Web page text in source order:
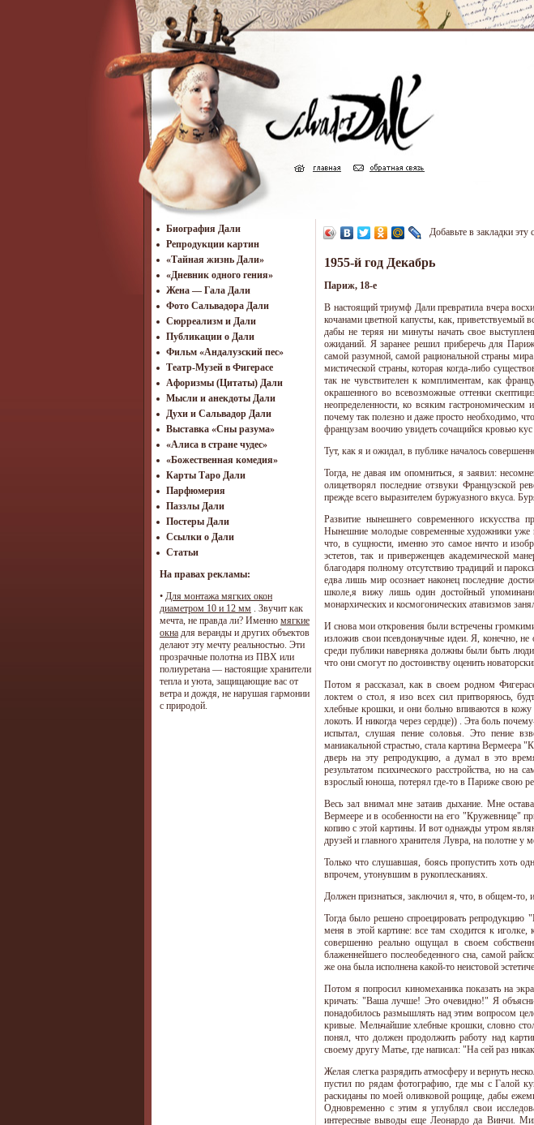
Биография Дали
Репродукции картин
«Тайная жизнь Дали»
«Дневник одного гения»
Жена — Гала Дали
Фото Сальвадора Дали
Cюрреализм и Дали
Публикации о Дали
Фильм «Андалузский пес»
Театр-Музей в Фигерасе
Афоризмы (Цитаты) Дали
Мысли и анекдоты Дали
Духи и Сальвадор Дали
Выставка «Сны разума»
«Алиса в стране чудес»
«Божественная комедия»
Карты Таро Дали
Парфюмерия
Паззлы Дали
Постеры Дали
Ссылки о Дали
Статьи
На правах рекламы:
• Для монтажа мягких окон
диаметром 10 и 12 мм . Звучит как
мечта, не правда ли? Именно мягкие
окна для веранды и других объектов
делают эту мечту реальностью. Эти
прозрачные полотна из ПВХ или
полиуретана — настоящие хранители
тепла и уюта, защищающие вас от
ветра и дождя, не нарушая гармонии
с природой.
Добавьте в закладки эту
1955-й год Декабрь
Париж, 18-е
В настоящий триумф Дали превратила вчера
кочанами цветной капусты, как, приветствуемый
дабы не теряя ни минуты начать свое
ожиданий. Я заранее решил приберечь для
самой разумной, самой рациональной страны
мистической страны, которая когда-либо
так не чувствителен к комплиментам, как
окрашенного во всевозможные оттенки
неопределенности, ко всяким
почему так полезно и даже просто необходимо,
французам воочию увидеть сочащийся кровью кус
Тут, как я и ожидал, в публике началось
Тогда, не давая им опомниться, я заявил:
олицетворял последние отзвуки Французской
прежде всего выразителем буржуазного вкуса.
Развитие нынешнего современного искусства
Нынешние молодые современные художники
что, в сущности, именно это самое ничто и
эстетов, так и приверженцев академической
благодаря полному отсутствию традиций и
едва лишь мир осознает наконец последние
школе,я вижу лишь один достойный
монархических и космогонических атавизмов
И снова мои откровения были встречены
изложив свои псевдонаучные идеи. Я, конечно,
среди публики наверняка должны были быть
что они смогут по достоинству оценить
Потом я рассказал, как в своем родном
локтем о стол, я изо всех сил притворяюсь,
хлебные крошки, и они больно впиваются в кожу
локоть. И никогда через сердце)) . Эта боль
испытал, слушая пение соловья. Это пение
маниакальной страстью, стала картина Вермеера
дверь на эту репродукцию, а думал в это
результатом психического расстройства, но
взрослый юноша, потерял где-то в Париже свою
Весь зал внимал мне затаив дыхание. Мне
Вермеере и в особенности на его "Кружевнице"
копию с этой картины. И вот однажды утром
друзей и главного хранителя Лувра, на полотне у
Только что слушавшая, боясь пропустить хоть
впрочем, утонувшим в рукоплесканиях.
Должен признаться, заключил я, что, в общем-то,
Тогда было решено спроецировать репродукцию
меня в этой картине: все там сходится к иголке,
совершенно реально ощущал в своем
блаженнейшего послеобеденного сна, самой
же она была исполнена какой-то неистовой
Потом я попросил киномеханика показать на
кричать: "Ваша лучше! Это очевидно!" Я
понадобилось размышлять над этим вопросом
кривые. Мельчайшие хлебные крошки, словно
понял, что должен продолжить работу над
своему другу Матье, где написал: "На сей раз
Желая слегка разрядить атмосферу и вернуть
пустил по рядам фотографию, где мы с Галой
раскиданы по моей оливковой рощице, дабы
Одновременно с этим я углублял свои
интересные выводы еще Леонардо да Винчи.